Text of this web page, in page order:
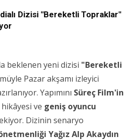
Dizisi "Bereketli Topraklar"
beklenen yeni dizisi "Bereketli
Pazar akşamı izleyici
Yapımını Süreç Film'in
ve geniş oyuncu
Dizinin senaryo
Yağız Alp Akaydın